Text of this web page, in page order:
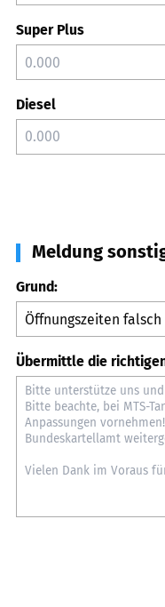
Super Plus
Diesel
Meldung
Grund:
Übermittle die